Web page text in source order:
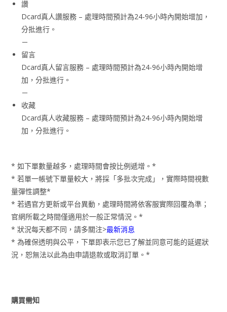
讚
Dcard真人讚服務 – 處理時間預計為24-96小時內開始增加，
分批進行。
－
留言
Dcard真人留言服務 – 處理時間預計為24-96小時內開始增
加，分批進行。
－
收藏
Dcard真人收藏服務 – 處理時間預計為24-96小時內開始增
加，分批進行。
* 如下單數量越多，處理時間會按比例遞增。*
* 若單一帳號下單量較大，將採「多批次完成」，實際時間視數
量彈性調整*
* 若遇官方更新或平台異動，處理時間將依客服實際回覆為準；
官網所載之時間僅適用於一般正常情況。*
* 狀況每天都不同，請多關注>最新消息
* 為確保透明與公平，下單即表示您已了解並同意可能的延遲狀
況，恕無法以此為由申請退款或取消訂單。*
購買需知